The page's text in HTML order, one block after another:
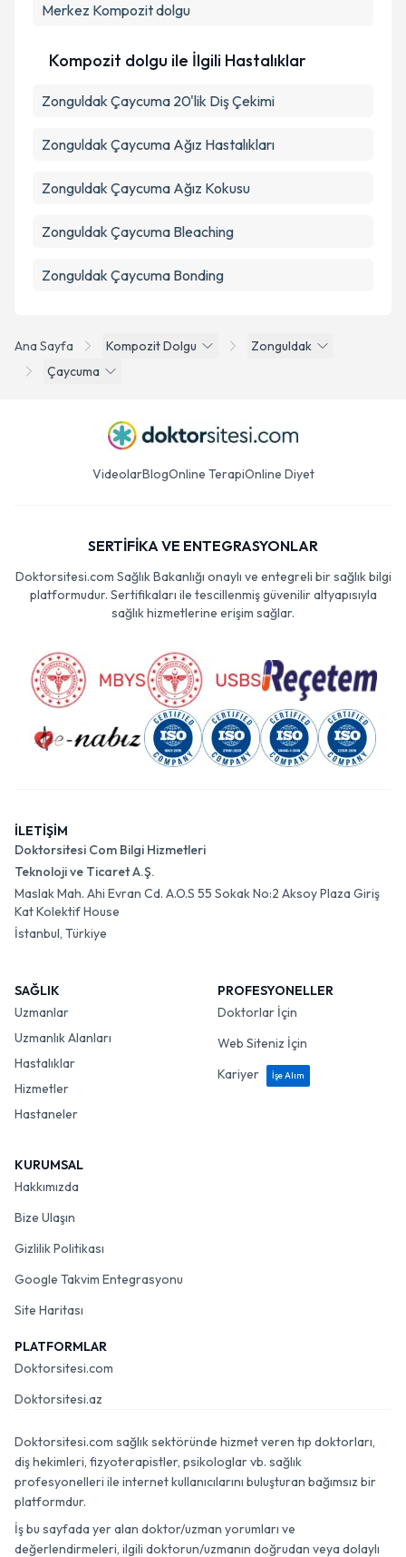
Ana Sayfa Kompozit Dolgu
Zonguldak
Çaycuma
Merkez Kompozit dolgu
Kompozit dolgu ile İlgili Hastalıklar
Zonguldak Çaycuma 20'lik Diş Çekimi
Zonguldak Çaycuma Ağız Hastalıkları
Zonguldak Çaycuma Ağız Kokusu
Zonguldak Çaycuma Bleaching
Zonguldak Çaycuma Bonding
VideolarBlogOnline TerapiOnline Diyet
SERTİFİKA VE ENTEGRASYONLAR
Doktorsitesi.com Sağlık Bakanlığı onaylı ve entegreli bir sağlık bilgi
platformudur. Sertifikaları ile tescillenmiş güvenilir altyapısıyla
sağlık hizmetlerine erişim sağlar.
İLETİŞİM
Doktorsitesi Com Bilgi Hizmetleri
Teknoloji ve Ticaret A.Ş.
Maslak Mah. Ahi Evran Cd. A.O.S 55 Sokak No:2 Aksoy Plaza Giriş
Kat Kolektif House
İstanbul, Türkiye
SAĞLIK
Uzmanlar
Uzmanlık Alanları
Hastalıklar
Hizmetler
Hastaneler
PROFESYONELLER
Doktorlar İçin
Web Siteniz İçin
Kariyer
İşe Alım
KURUMSAL
Hakkımızda
Bize Ulaşın
Gizlilik Politikası
Google Takvim Entegrasyonu
Site Haritası
PLATFORMLAR
Doktorsitesi.com
Doktorsitesi.az
Doktorsitesi.com sağlık sektöründe hizmet veren tıp doktorları,
diş hekimleri, fizyoterapistler, psikologlar vb. sağlık
profesyonelleri ile internet kullanıcılarını buluşturan bağımsız bir
platformdur.
İş bu sayfada yer alan doktor/uzman yorumları ve
değerlendirmeleri, ilgili doktorun/uzmanın doğrudan veya dolaylı